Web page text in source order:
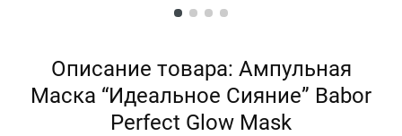
Описание товара: Ампульная
Маска “Идеальное Сияние” Babor
Perfect Glow Mask